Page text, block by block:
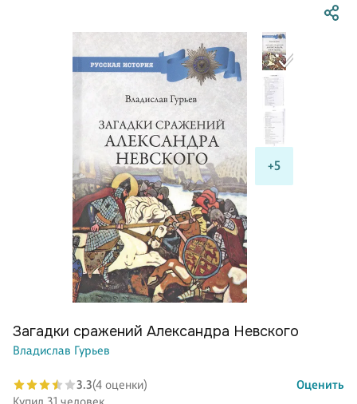
+5
Загадки сражений Александра Невского
Владислав Гурьев
3.3(4 оценки)
Оценить